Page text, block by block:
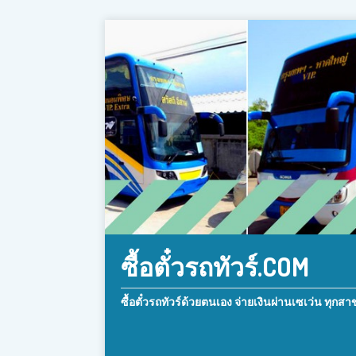
ซื้อตั๋วรถทัวร์.COM
ซื้อตั๋วรถทัวร์ด้วยตนเอง จ่ายเงินผ่านเซเว่น ทุกสา